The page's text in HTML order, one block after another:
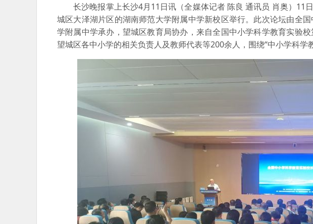
长沙晚报掌上长沙4月11日讯（全媒体记者 陈良 通讯员 肖奥）11
城区大泽湖片区的湖南师范大学附属中学新校区举行。此次论坛由全
学附属中学承办，望城区教育局协办，来自全国中小学科学教育实验
望城区各中小学的相关负责人及教师代表等200余人，围绕“中小学科学